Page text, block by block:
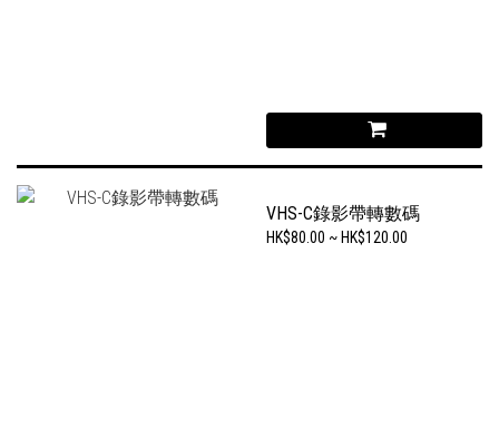
VHS-C錄影帶轉數碼
HK$80.00 ~ HK$120.00